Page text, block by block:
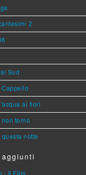
2
Sud
Cappello
ai fiori
torno
notte
- Il Film